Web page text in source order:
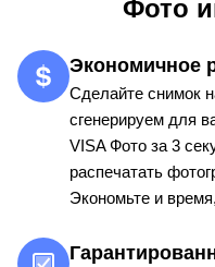
Фото
Экономичное
Сделайте снимок
сгенерируем для
VISA Фото за 3
распечатать
Экономьте и